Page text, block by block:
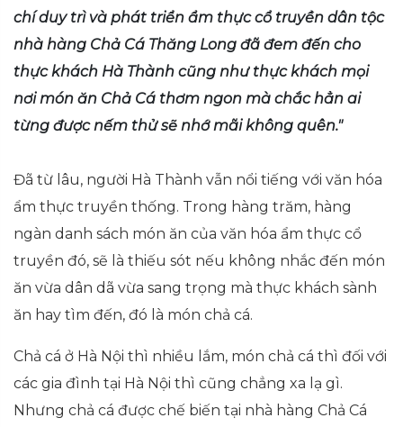
chí duy trì và phát triển ẩm thực cổ truyền dân tộc
nhà hàng Chả Cá Thăng Long đã đem đến cho
thực khách Hà Thành cũng như thực khách mọi
nơi món ăn Chả Cá thơm ngon mà chắc hẳn ai
từng được nếm thử sẽ nhớ mãi không quên."
Đã từ lâu, người Hà Thành vẫn nổi tiếng với văn hóa
ẩm thực truyền thống. Trong hàng trăm, hàng
ngàn danh sách món ăn của văn hóa ẩm thực cổ
truyền đó, sẽ là thiếu sót nếu không nhắc đến món
ăn vừa dân dã vừa sang trọng mà thực khách sành
ăn hay tìm đến, đó là món chả cá.
Chả cá ở Hà Nội thì nhiều lắm, món chả cá thì đối với
các gia đình tại Hà Nội thì cũng chẳng xa lạ gì.
Nhưng chả cá được chế biến tại nhà hàng Chả Cá